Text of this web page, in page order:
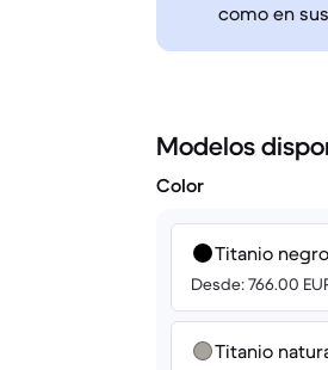
como en
Modelos
Color
Titanio negro
Desde: 766.00
Titanio